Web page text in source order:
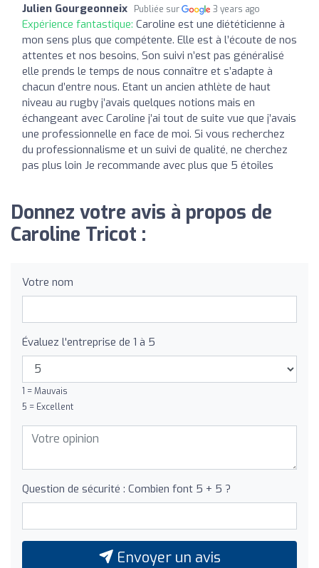
Julien Gourgeonneix Publiée sur 3 years ago
Expérience fantastique: Caroline est une diététicienne à
mon sens plus que compétente. Elle est à l’écoute de nos
attentes et nos besoins, Son suivi n’est pas généralisé
elle prends le temps de nous connaître et s’adapte à
chacun d’entre nous. Etant un ancien athlète de haut
niveau au rugby j’avais quelques notions mais en
échangeant avec Caroline j’ai tout de suite vue que j’avais
une professionnelle en face de moi. Si vous recherchez
du professionnalisme et un suivi de qualité, ne cherchez
pas plus loin Je recommande avec plus que 5 étoiles
Donnez votre avis à propos de
Caroline Tricot :
Votre nom
Évaluez l'entreprise de 1 à 5
1 = Mauvais
5 = Excellent
Question de sécurité : Combien font 5 + 5 ?
Envoyer un avis